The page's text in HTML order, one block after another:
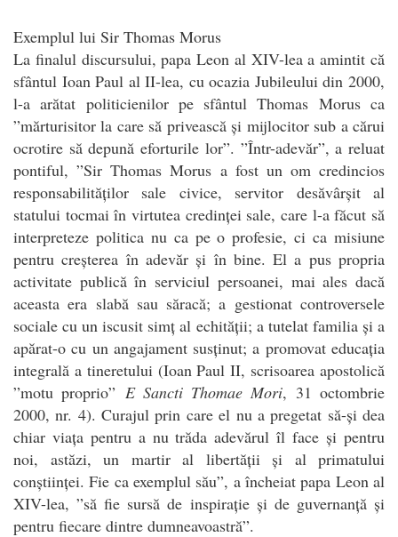
Exemplul lui Sir Thomas Morus
La finalul discursului, papa Leon al XIV-lea a amintit că
sfântul Ioan Paul al II-lea, cu ocazia Jubileului din 2000,
l-a arătat politicienilor pe sfântul Thomas Morus ca
”mărturisitor la care să privească și mijlocitor sub a cărui
ocrotire să depună eforturile lor”. ”Într-adevăr”, a reluat
pontiful, ”Sir Thomas Morus a fost un om credincios
responsabilităților sale civice, servitor desăvârșit al
statului tocmai în virtutea credinței sale, care l-a făcut să
interpreteze politica nu ca pe o profesie, ci ca misiune
pentru creșterea în adevăr și în bine. El a pus propria
activitate publică în serviciul persoanei, mai ales dacă
aceasta era slabă sau săracă; a gestionat controversele
sociale cu un iscusit simț al echității; a tutelat familia și a
apărat-o cu un angajament susținut; a promovat educația
integrală a tineretului (Ioan Paul II, scrisoarea apostolică
”motu proprio” E Sancti Thomae Mori, 31 octombrie
2000, nr. 4). Curajul prin care el nu a pregetat să-și dea
chiar viața pentru a nu trăda adevărul îl face și pentru
noi, astăzi, un martir al libertății și al primatului
conștiinței. Fie ca exemplul său”, a încheiat papa Leon al
XIV-lea, ”să fie sursă de inspirație și de guvernanță și
pentru fiecare dintre dumneavoastră”.